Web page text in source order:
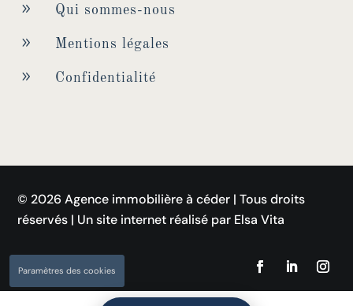
Paramètres des cookies
9 Qui sommes-nous
9 Mentions légales
9 Confidentialité
© 2026 Agence immobilière à céder | Tous droits
réservés | Un site internet réalisé par Elsa Vita